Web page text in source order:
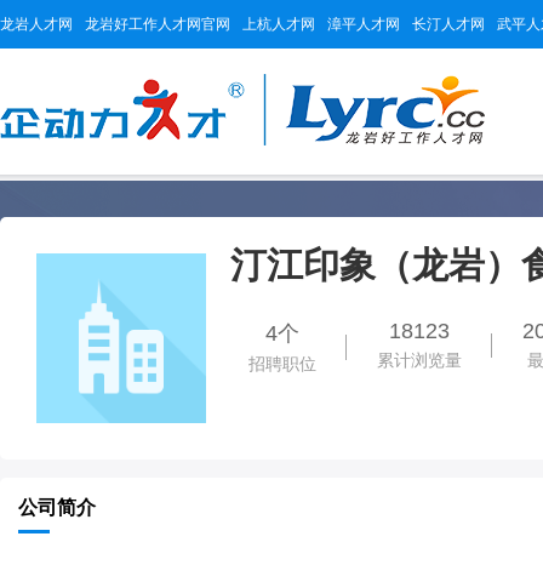
龙岩人才网 龙岩好工作人才网官网 上杭人才网 漳平人才网 长汀人才网 武平
汀江印象（龙岩）
4个
招聘职位
18123
累计浏览量
公司简介